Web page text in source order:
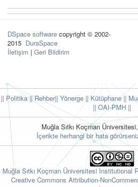
DSpace software copyright © 2002-
2015 DuraSpace
İletişim | Geri Bildirim
|| Politika|| Rehber|| Yönerge || Kütüphane||
||OAI-PMH ||
Muğla Sıtkı Koçman
İçerikte herhangi bir hata
Muğla Sıtkı Koçman Üniversitesi Institutional
Creative Commons Attribution-